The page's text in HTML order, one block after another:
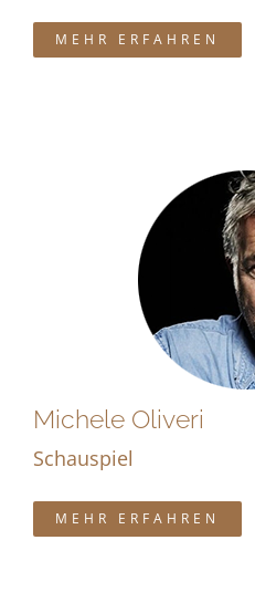
MEHR ERFAHREN
Michele Oliveri
Schauspiel
MEHR ERFAHREN